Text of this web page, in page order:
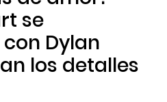
se
Dylan
los detalles